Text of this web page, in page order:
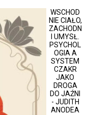
WSCHOD
NIE CIAŁO,
ZACHODN
I UMYSŁ.
PSYCHOL
OGIA A
SYSTEM
CZAKR
JAKO
DROGA
DO JAŹNI
- JUDITH
ANODEA